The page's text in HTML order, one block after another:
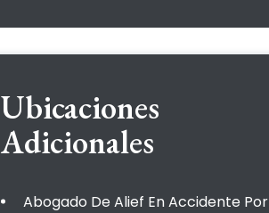
Ubicaciones
Adicionales
Abogado De Alief En Accidente Por